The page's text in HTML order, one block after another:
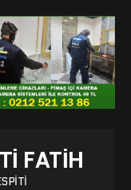
FATIH